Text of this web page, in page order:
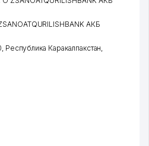
АКБ
Республика Каракалпакстан